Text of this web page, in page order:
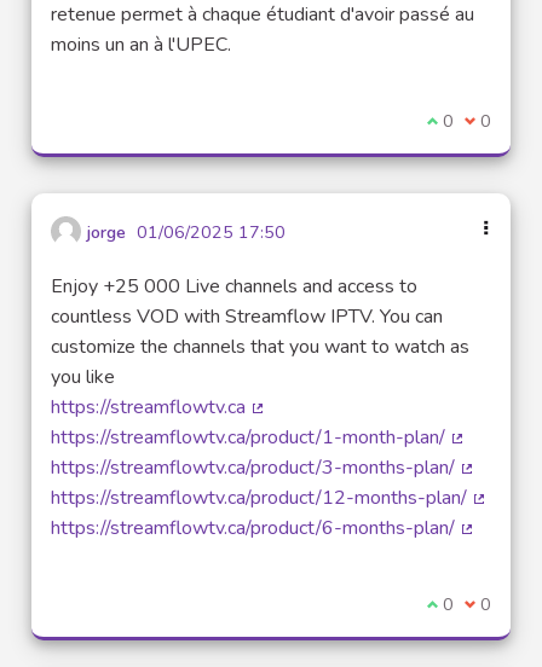
retenue permet à chaque étudiant d'avoir passé au
moins un an à l'UPEC.
Je suis
0 Je ne
0
jorge 01/06/2025 17:50
Enjoy +25 000 Live channels and access to
countless VOD with Streamflow IPTV. You can
customize the channels that you want to watch as
you like
https://streamflowtv.ca
(Lien externe)
https://streamflowtv.ca/product/1-month-plan/
(Lien
https://streamflowtv.ca/product/3-months-plan/
(Lien
https://streamflowtv.ca/product/12-months-plan/
https://streamflowtv.ca/product/6-months-plan/
Je suis
0 Je ne
0